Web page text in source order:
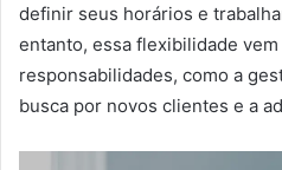
definir seus horários e
entanto, essa flexibilidade vem
responsabilidades, como a
busca por novos clientes e a